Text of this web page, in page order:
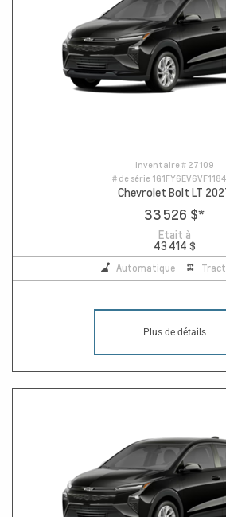
Inventaire # 27109
# de série
Chevrolet Bolt LT
33 526 $*
Etait à
43 414 $
Automatique
Plus de détails